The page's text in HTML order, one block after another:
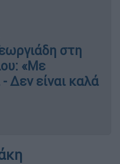
στη
«Με
Δεν είναι καλά